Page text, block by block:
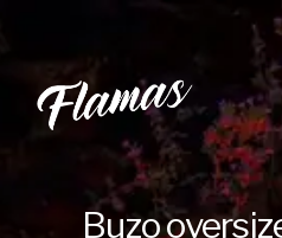
Buzo